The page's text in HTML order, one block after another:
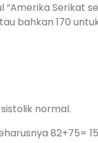
Serikat
bahkan 170
normal.
82+75=